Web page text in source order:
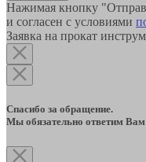
Нажимая кнопку
и согласен с условиями
Заявка на прокат
Спасибо за обращение.
Мы обязательно ответим